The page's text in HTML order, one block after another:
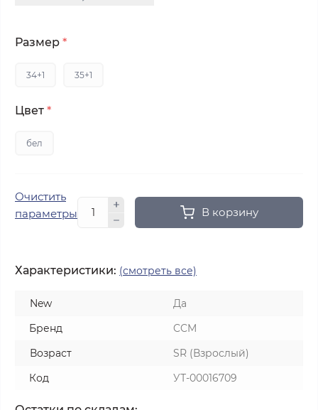
Размер *
34+1 35+1
Цвет *
бел
Очистить
параметры
В корзину
Характеристики: (смотреть все)
New
Да
Бренд
CCM
Возраст
SR (Взрослый)
Код
УТ-00016709